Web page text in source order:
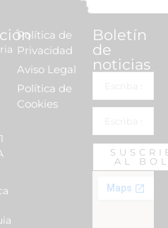
Política de
Privacidad
Aviso Legal
Política de
Cookies
Boletín
de
noticias
AL